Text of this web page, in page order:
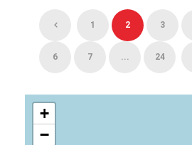
1 2 3
6 7 ... 24
+
−